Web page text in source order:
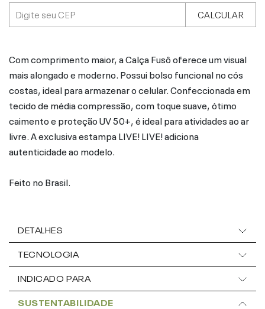
CALCULAR
Com comprimento maior, a Calça Fusô oferece um visual
mais alongado e moderno. Possui bolso funcional no cós
costas, ideal para armazenar o celular. Confeccionada em
tecido de média compressão, com toque suave, ótimo
caimento e proteção UV 50+, é ideal para atividades ao ar
livre. A exclusiva estampa LIVE! LIVE! adiciona
autenticidade ao modelo.
Feito no Brasil.
DETALHES
TECNOLOGIA
INDICADO PARA
SUSTENTABILIDADE